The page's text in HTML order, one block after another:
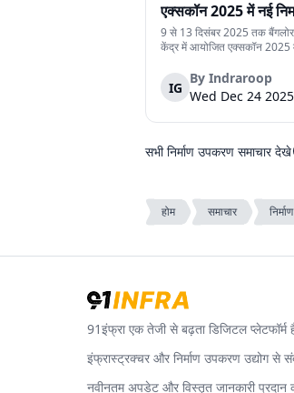
एक्सकॉन 2025 में नई
श्रृंखला पेश की
9 से 13 दिसंबर 2025 तक बैंगलोर
केंद्र में आयोजित एक्सकॉन
पेश की। यह नई मशीनें निर्माण
और संचालन को बेहतर बना...
IG
By Indraroop
Wed Dec 24 2025
सभी निर्माण उपकरण समाचार देखे
होम समाचार
91इंफ्रा एक तेजी से बढ़ता डिजिटल प्लेटफॉर्म
इंफ्रास्ट्रक्चर और निर्माण उपकरण उद्योग से
नवीनतम अपडेट और विस्तृत जानकारी प्रदान